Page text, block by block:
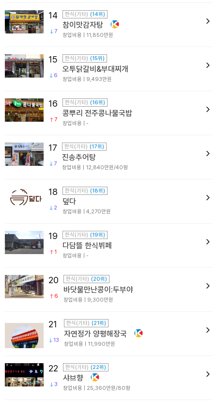
14
7
한식(기타) (14위)
참이맛감자탕
창업비용 | 11,850만원
15
6
한식(기타) (15위)
오투닭갈비&부대찌개
창업비용 | 9,493만원
16
7
한식(기타) (16위)
콩뿌리 전주콩나물국밥
창업비용 | -
17
7
한식(기타) (17위)
진송추어탕
창업비용 | 12,840만원/40평
18
2
한식(기타) (18위)
덮다
창업비용 | 4,270만원
19
1
한식(기타) (19위)
다담뜰 한식뷔페
창업비용 | -
20
6
한식(기타) (20위)
바닷물만난콩이:두부야
창업비용 | 9,300만원
21
13
한식(기타) (21위)
자연정가 양평해장국
창업비용 | 11,990만원
22
3
한식(기타) (22위)
샤브향
창업비용 | 25,360만원/80평